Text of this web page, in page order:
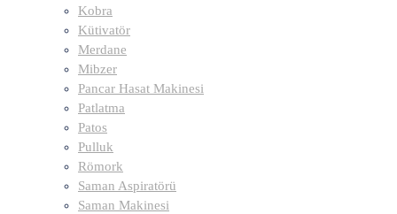
Kobra
Kütivatör
Merdane
Mibzer
Pancar Hasat Makinesi
Patlatma
Patos
Pulluk
Römork
Saman Aspiratörü
Saman Makinesi